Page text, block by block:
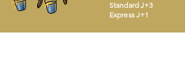
Standard J+3
Express J+1